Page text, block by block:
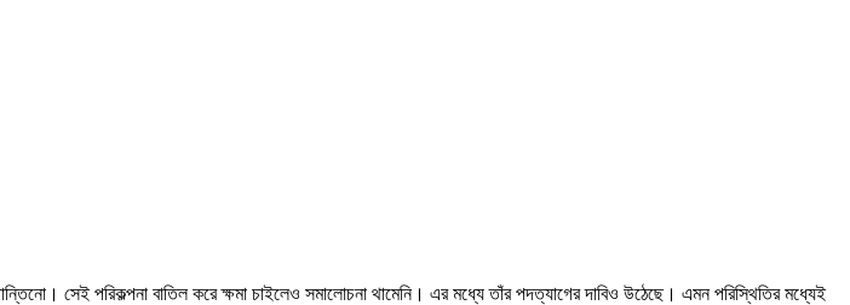
সেই পরিকল্পনা বাতিল করে ক্ষমা চাইলেও সমালোচনা থামেনি। এর মধ্যে তাঁর পদত্যাগের দাবিও উঠেছে। এমন পরিস্থিতির মধ্যেই